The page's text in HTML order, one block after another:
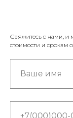
Свяжитесь с нами, и
стоимости и срокам